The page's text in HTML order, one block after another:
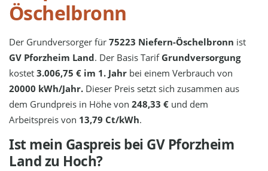
Öschelbronn
Der Grundversorger für75223 Niefern-Öschelbronn ist
GV Pforzheim Land. Der Basis Tarif Grundversorgung
kostet3.006,75 € im 1. Jahr bei einem Verbrauch von
20000 kWh/Jahr. Dieser Preis setzt sich zusammen aus
dem Grundpreis in Höhe von248,33 € und dem
Arbeitspreis von 13,79 Ct/kWh.
Ist mein Gaspreis bei GV Pforzheim
Landzu Hoch?